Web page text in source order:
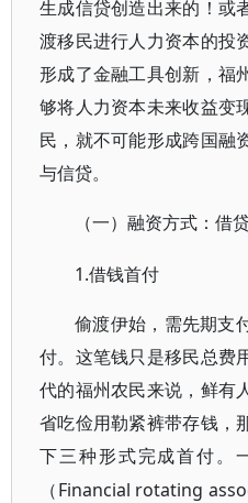
生成信贷创造出来的！或
渡移民进行人力资本的投
形成了金融工具创新，福
够将人力资本未来收益变
民，就不可能形成跨国融
与信贷。
（一）融资方式：借
1.借钱首付
偷渡伊始，需先期支
付。这笔钱只是移民总费
代的福州农民来说，鲜有
省吃俭用勒紧裤带存钱，
下三种形式完成首付。
（ Financial rotating